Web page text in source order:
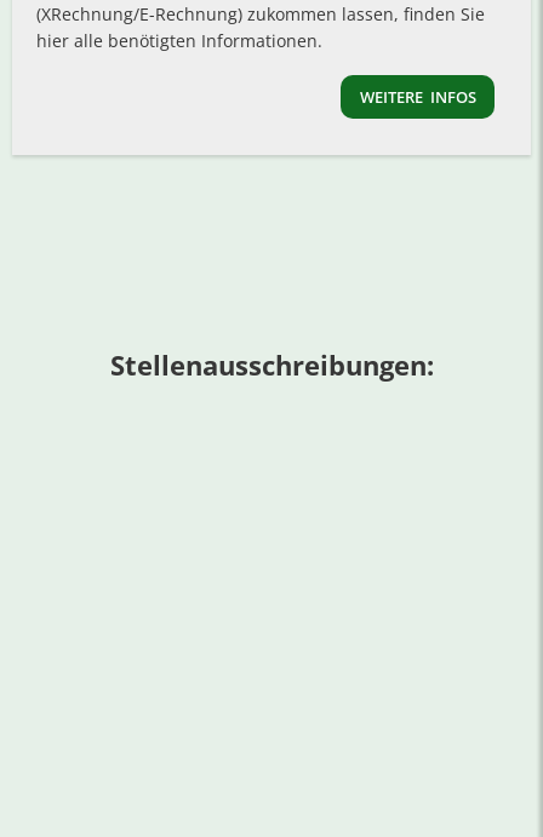
(XRechnung/E-Rechnung) zukommen lassen, finden Sie
hier alle benötigten Informationen.
WEITERE INFOS
Stellenausschreibungen: